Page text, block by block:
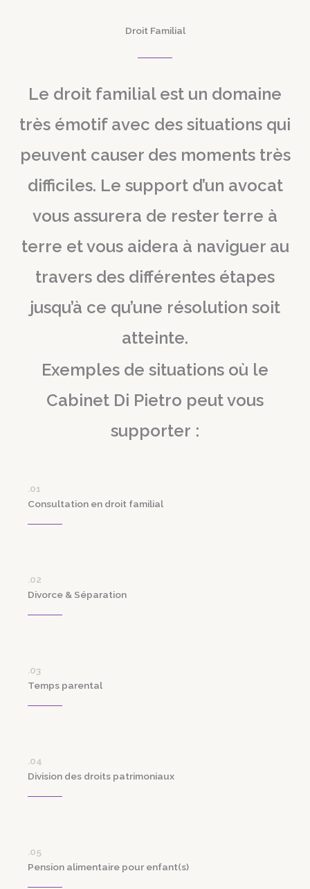
Droit Familial
Le droit familial est un domaine
très émotif avec des situations qui
peuvent causer des moments très
difficiles. Le support d’un avocat
vous assurera de rester terre à
terre et vous aidera à naviguer au
travers des différentes étapes
jusqu’à ce qu’une résolution soit
atteinte.
Exemples de situations où le
Cabinet Di Pietro peut vous
supporter :
.01
Consultation en droit familial
.02
Divorce & Séparation
.03
Temps parental
.04
Division des droits patrimoniaux
.05
Pension alimentaire pour enfant(s)